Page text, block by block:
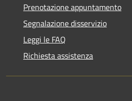
Prenotazione appuntamento
Segnalazione disservizio
Leggi le FAQ
Richiesta assistenza